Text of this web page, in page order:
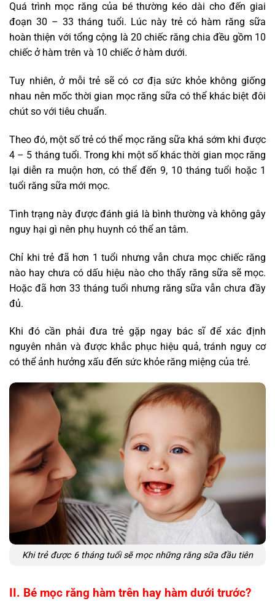
Quá trình mọc răng của bé thường kéo dài cho đến giai
đoạn 30 – 33 tháng tuổi. Lúc này trẻ có hàm răng sữa
hoàn thiện với tổng cộng là 20 chiếc răng chia đều gồm 10
chiếc ở hàm trên và 10 chiếc ở hàm dưới.
Tuy nhiên, ở mỗi trẻ sẽ có cơ địa sức khỏe không giống
nhau nên mốc thời gian mọc răng sữa có thể khác biệt đôi
chút so với tiêu chuẩn.
Theo đó, một số trẻ có thể mọc răng sữa khá sớm khi được
4 – 5 tháng tuổi. Trong khi một số khác thời gian mọc răng
lại diễn ra muộn hơn, có thể đến 9, 10 tháng tuổi hoặc 1
tuổi răng sữa mới mọc.
Tình trạng này được đánh giá là bình thường và không gây
nguy hại gì nên phụ huynh có thể an tâm.
Chỉ khi trẻ đã hơn 1 tuổi nhưng vẫn chưa mọc chiếc răng
nào hay chưa có dấu hiệu nào cho thấy răng sữa sẽ mọc.
Hoặc đã hơn 33 tháng tuổi nhưng răng sữa vẫn chưa đầy
đủ.
Khi đó cần phải đưa trẻ gặp ngay bác sĩ để xác định
nguyên nhân và được khắc phục hiệu quả, tránh nguy cơ
có thể ảnh hưởng xấu đến sức khỏe răng miệng của trẻ.
Khi trẻ được 6 tháng tuổi sẽ mọc những răng sữa đầu tiên
II. Bé mọc răng hàm trên hay hàm dưới trước?